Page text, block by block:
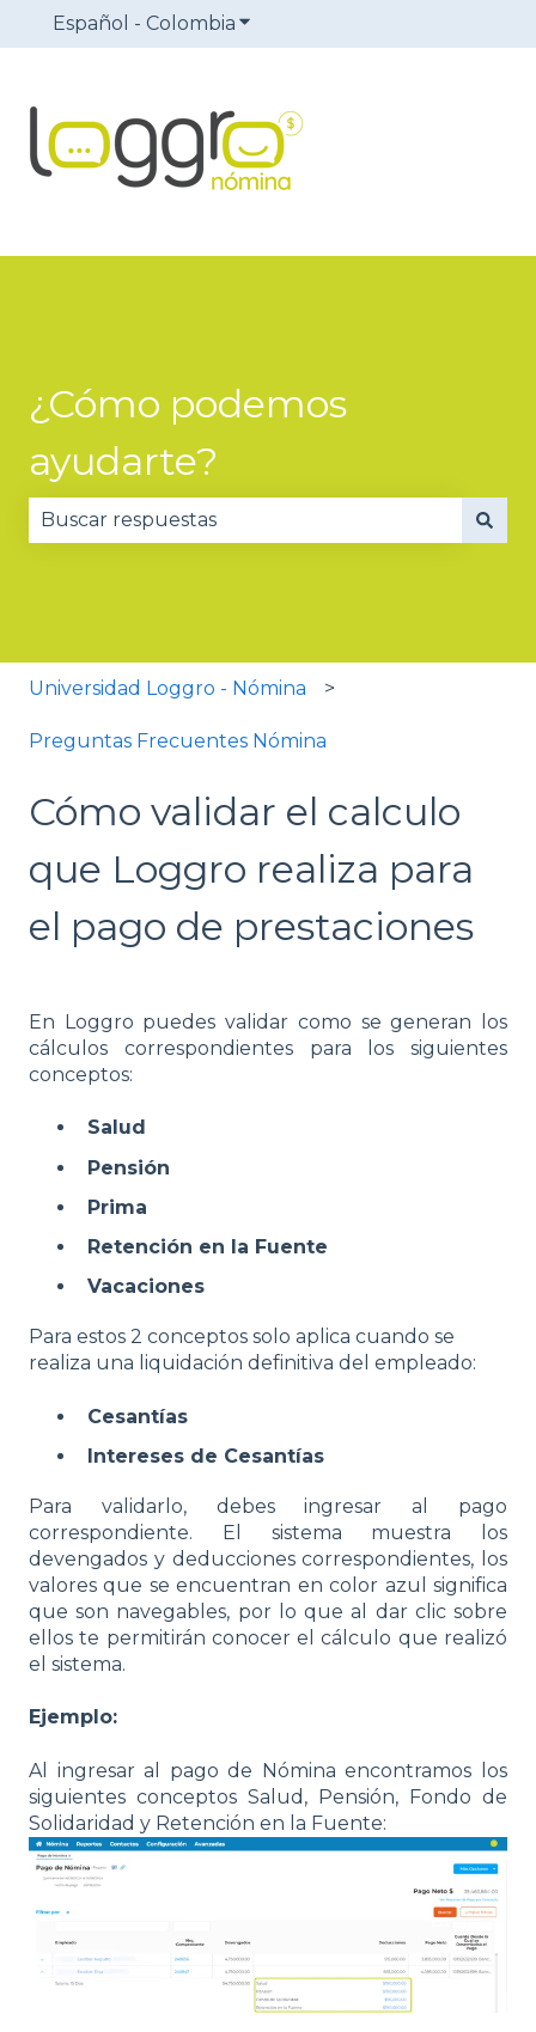
Español - Colombia Traducciones de Mostrar
¿Cómo podemos
ayudarte?
Universidad Loggro - Nómina
Preguntas Frecuentes Nómina
Cómo validar el calculo
que Loggro realiza para
el pago de prestaciones
En Loggro puedes validar como se generan los
cálculos correspondientes para los siguientes
conceptos:
Salud
Pensión
Prima
Retención en la Fuente
Vacaciones
Para estos 2 conceptos solo aplica cuando se
realiza una liquidación definitiva del empleado:
Cesantías
Intereses de Cesantías
Para validarlo, debes ingresar al pago
correspondiente. El sistema muestra los
devengados y deducciones correspondientes, los
valores que se encuentran en color azul significa
que son navegables, por lo que al dar clic sobre
ellos te permitirán conocer el cálculo que realizó
el sistema.
Ejemplo:
Al ingresar al pago de Nómina encontramos los
siguientes conceptos Salud, Pensión, Fondo de
Solidaridad y Retención en la Fuente: